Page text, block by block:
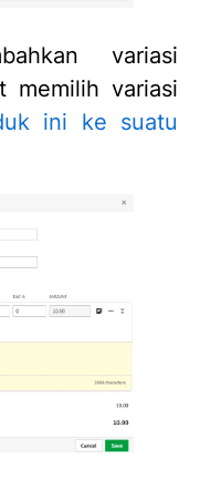
variasi
memilih variasi
ini ke suatu